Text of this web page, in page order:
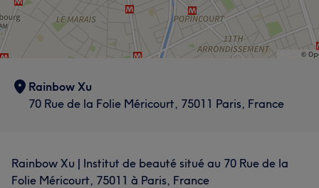
Rainbow Xu
70 Rue de la Folie Méricourt, 75011 Paris, France
Rainbow Xu | Institut de beauté situé au 70 Rue de la
Folie Méricourt, 75011 à Paris, France